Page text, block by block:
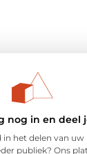
nog in en deel
het delen van uw
publiek? Ons